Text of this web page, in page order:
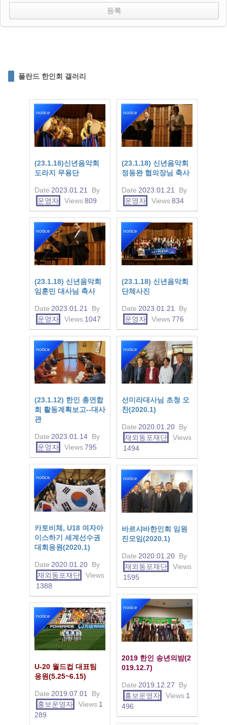
폴란드 한인회 갤러리
notice
(23.1.18)신년음악회
도라지 무용단
Date 2023.01.21
By
운영자
Views809
notice
(23.1.18) 신년음악회
정동완 협의장님 축사
Date 2023.01.21
By
운영자
Views834
notice
(23.1.18) 신년음악회
임훈민 대사님 축사
Date 2023.01.21
By
운영자
Views 1047
notice
(23.1.18) 신년음악회
단체사진
Date 2023.01.21
By
운영자
Views776
notice
(23.1.12) 한인 총연합
회 활동계획보고--대사
관
Date 2023.01.14 By
운영자
Views795
notice
선미라대사님 초청 오
찬(2020.1)
Date 2020.01.20 By
재외동포재단
Views
1494
notice
카토비체, U18 여자아
이스하기 세계선수권
대회응원(2020.1)
Date 2020.01.20 By
재외동포재단
Views
1388
notice
바르샤바한인회 임원
진모임(2020.1)
Date 2020.01.20 By
재외동포재단
Views
1595
notice
2019 한인 송년의밤(2
019.12.7)
Date 2019.12.27
By
홍보운영자
Views 1
496
notice
U-20 월드컵 대표팀
응원(5.25~6.15)
Date 2019.07.01
By
홍보운영자
Views 1
289